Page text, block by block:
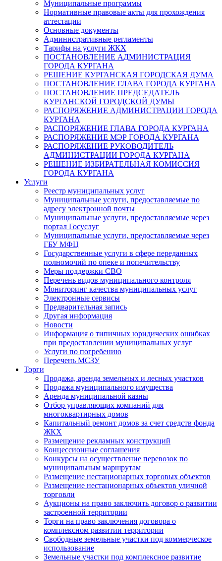
Муниципальные программы
Нормативные правовые акты для прохождения
аттестации
Основные документы
Административные регламенты
Тарифы на услуги ЖКХ
ПОСТАНОВЛЕНИЕ АДМИНИСТРАЦИЯ
ГОРОДА КУРГАНА
РЕШЕНИЕ КУРГАНСКАЯ ГОРОДСКАЯ ДУМА
ПОСТАНОВЛЕНИЕ ГЛАВА ГОРОДА КУРГАНА
ПОСТАНОВЛЕНИЕ ПРЕДСЕДАТЕЛЬ
КУРГАНСКОЙ ГОРОДСКОЙ ДУМЫ
РАСПОРЯЖЕНИЕ АДМИНИСТРАЦИИ ГОРОДА
КУРГАНА
РАСПОРЯЖЕНИЕ ГЛАВА ГОРОДА КУРГАНА
РАСПОРЯЖЕНИЕ МЭР ГОРОДА КУРГАНА
РАСПОРЯЖЕНИЕ РУКОВОДИТЕЛЬ
АДМИНИСТРАЦИИ ГОРОДА КУРГАНА
РЕШЕНИЕ ИЗБИРАТЕЛЬНАЯ КОМИССИЯ
ГОРОДА КУРГАНА
Услуги
Реестр муниципальных услуг
Муниципальные услуги, предоставляемые по
адресу электронной почты
Муниципальные услуги, предоставляемые через
портал Госуслуг
Муниципальные услуги, предоставляемые через
ГБУ МФЦ
Государственные услуги в сфере переданных
полномочий по опеке и попечительству
Меры поддержки СВО
Перечень видов муниципального контроля
Мониторинг качества муниципальных услуг
Электронные сервисы
Предварительная запись
Другая информация
Новости
Информация о типичных юридических ошибках
при предоставлении муниципальных услуг
Услуги по погребению
Перечень МСЗУ
Торги
Продажа, аренда земельных и лесных участков
Продажа муниципального имущества
Аренда муниципальной казны
Отбор управляющих компаний для
многоквартирных домов
Капитальный ремонт домов за счет средств фонда
ЖКХ
Размещение рекламных конструкций
Концессионные соглашения
Конкурсы на осуществление перевозок по
муниципальным маршрутам
Размещение нестационарных торговых объектов
Размещение нестационарных объектов уличной
торговли
Аукционы на право заключить договор о развитии
застроенной территории
Торги на право заключения договора о
комплексном развитии территории
Свободные земельные участки под коммерческое
использование
Земельные участки под комплексное развитие